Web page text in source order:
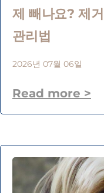
제 빼나요? 제
관리법
2026년 07월 06일
Read more >